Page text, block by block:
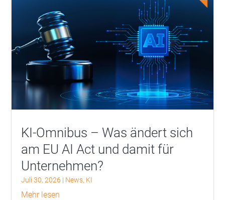
KI-Omnibus – Was ändert sich
am EU AI Act und damit für
Unternehmen?
Juli 30, 2026 | News, KI
mehr lesen